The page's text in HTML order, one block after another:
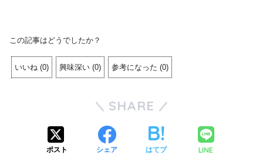
この記事はどうでしたか？
いいね (0) 興味深い (0) 参考になった (0)
SHARE
ポスト シェア はてブ LINE